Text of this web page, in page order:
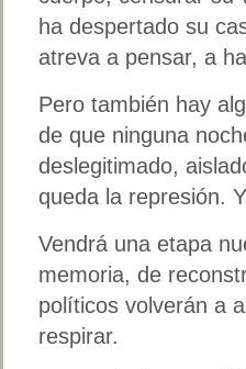
ha despertado su
atreva a pensar, a
Pero también hay
de que ninguna
deslegitimado,
queda la represión.
Vendrá una etapa
memoria, de
políticos volverán a
respirar.